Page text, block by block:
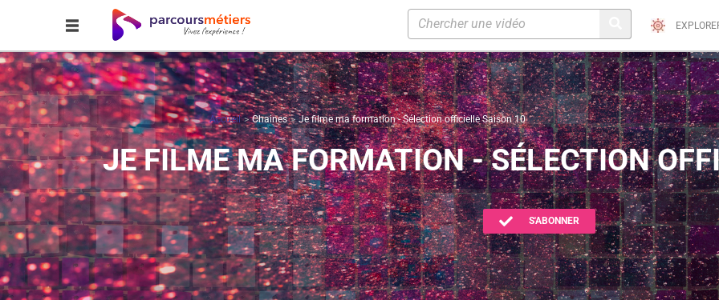
Accueil Chaines Je filme ma formation - Sélection officielle Saison 10
JE FILME MA FORMATION - SÉLECTION
S'ABONNER